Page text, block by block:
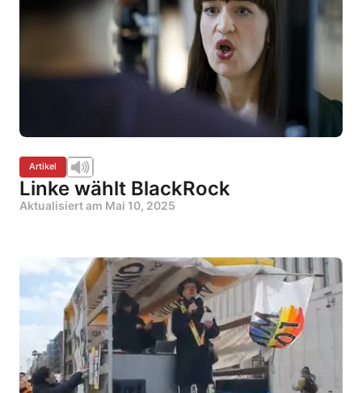
Artikel
Linke wählt BlackRock
Aktualisiert am Mai 10, 2025